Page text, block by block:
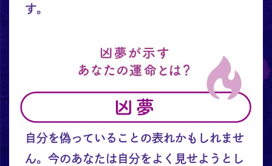
す。
自分を偽っていることの表れかもしれませ
ん。今のあなたは自分をよく見せようとし